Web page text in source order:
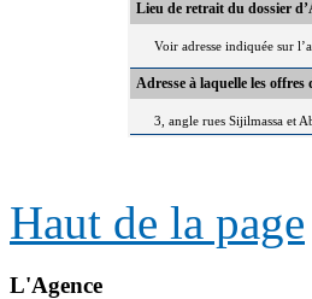
Lieu de retrait du dossier
Voir adresse indiquée sur
Adresse à laquelle les offres
3, angle rues Sijilmassa et
Haut de la page
L'Agence